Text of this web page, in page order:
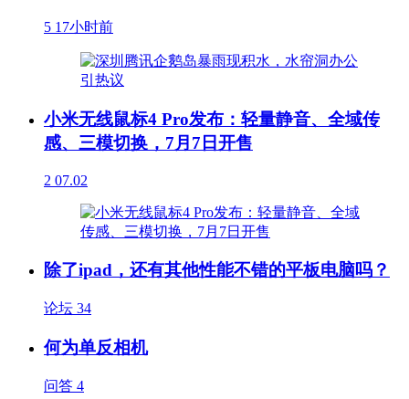
5 17小时前
小米无线鼠标4 Pro发布：轻量静音、全域传
感、三模切换，7月7日开售
2 07.02
除了ipad，还有其他性能不错的平板电脑吗？
论坛 34
何为单反相机
问答 4